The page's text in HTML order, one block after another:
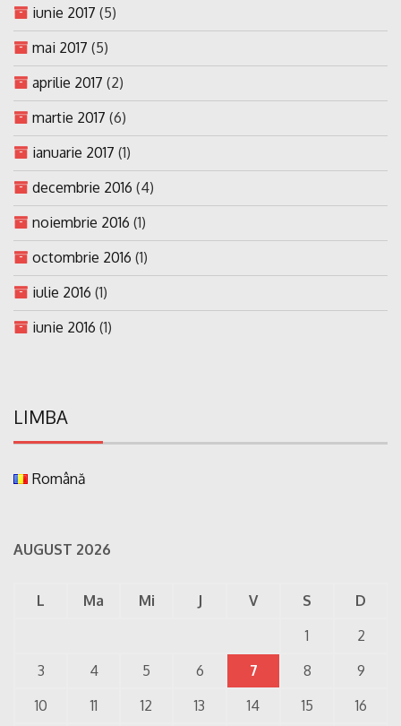
iunie 2017 (5)
mai 2017 (5)
aprilie 2017 (2)
martie 2017 (6)
ianuarie 2017 (1)
decembrie 2016 (4)
noiembrie 2016 (1)
octombrie 2016 (1)
iulie 2016 (1)
iunie 2016 (1)
LIMBA
Română
AUGUST 2026
L Ma Mi J V S
D
1
2
3
4 5 6 7 8
9
10
11 12 13 14 15 16